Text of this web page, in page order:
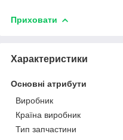
Приховати
Характеристики
Основні атрибути
Виробник
Країна виробник
Тип запчастини